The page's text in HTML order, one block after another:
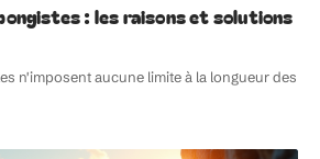
: les raisons et solutions
n'imposent aucune limite à la longueur des